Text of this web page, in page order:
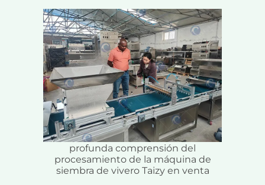
profunda comprensión del
procesamiento de la máquina de
siembra de vivero Taizy en venta